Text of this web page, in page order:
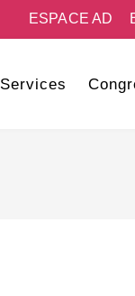
ESPACE AD
Services